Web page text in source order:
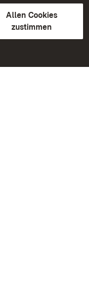
Allen Cookies
zustimmen